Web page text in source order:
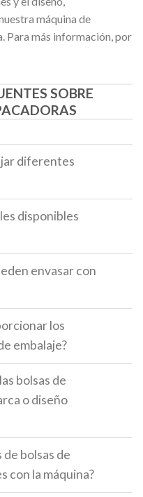
máquina de
Para más información, por
SOBRE
diferentes
disponibles
envasar con
los
embalaje?
bolsas de
o diseño
bolsas de
con la máquina?